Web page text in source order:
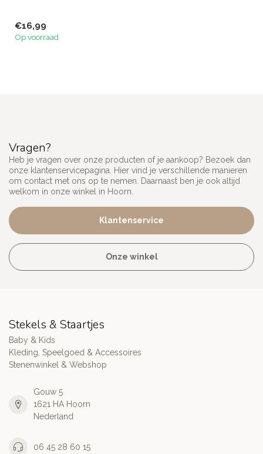
€16,99
Op voorraad
Vragen?
Heb je vragen over onze producten of je aankoop? Bezoek dan
onze klantenservicepagina. Hier vind je verschillende manieren
om contact met ons op te nemen. Daarnaast ben je ook altijd
welkom in onze winkel in Hoorn.
Klantenservice
Onze winkel
Stekels & Staartjes
Baby & Kids
Kleding, Speelgoed & Accessoires
Stenenwinkel & Webshop
Gouw 5
1621 HA Hoorn
Nederland
06 45 28 60 15